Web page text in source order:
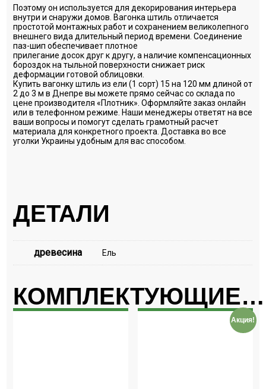
Поэтому он используется для декорирования интерьера
внутри и снаружи домов. Вагонка штиль отличается
простотой монтажных работ и сохранением великолепного
внешнего вида длительный период времени. Соединение
паз-шип обеспечивает плотное
прилегание досок друг к другу, а наличие компенсационных
бороздок на тыльной поверхности снижает риск
деформации готовой облицовки.
Купить вагонку штиль из ели (1 сорт) 15 на 120 мм длиной от
2 до 3 м в Днепре вы можете прямо сейчас со склада по
цене производителя «Плотник». Оформляйте заказ онлайн
или в телефонном режиме. Наши менеджеры ответят на все
ваши вопросы и помогут сделать грамотный расчет
материала для конкретного проекта. Доставка во все
уголки Украины удобным для вас способом.
ДЕТАЛИ
древесина Ель
КОМПЛЕКТУЮЩИЕ…
Акция!